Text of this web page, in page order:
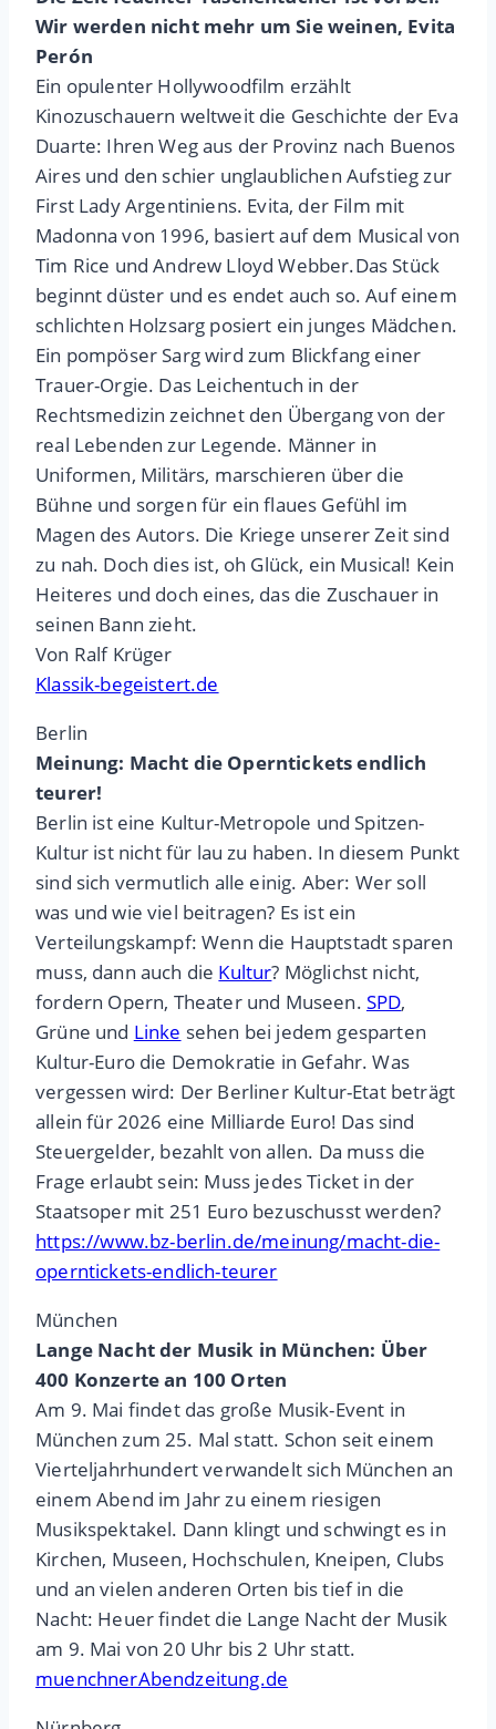
Wir werden nicht mehr um Sie weinen, Evita
Perón
Ein opulenter Hollywoodfilm erzählt
Kinozuschauern weltweit die Geschichte der Eva
Duarte: Ihren Weg aus der Provinz nach Buenos
Aires und den schier unglaublichen Aufstieg zur
First Lady Argentiniens. Evita, der Film mit
Madonna von 1996, basiert auf dem Musical von
Tim Rice und Andrew Lloyd Webber.Das Stück
beginnt düster und es endet auch so. Auf einem
schlichten Holzsarg posiert ein junges Mädchen.
Ein pompöser Sarg wird zum Blickfang einer
Trauer-Orgie. Das Leichentuch in der
Rechtsmedizin zeichnet den Übergang von der
real Lebenden zur Legende. Männer in
Uniformen, Militärs, marschieren über die
Bühne und sorgen für ein flaues Gefühl im
Magen des Autors. Die Kriege unserer Zeit sind
zu nah. Doch dies ist, oh Glück, ein Musical! Kein
Heiteres und doch eines, das die Zuschauer in
seinen Bann zieht.
Von Ralf Krüger
Klassik-begeistert.de
Berlin
Meinung: Macht die Operntickets endlich
teurer!
Berlin ist eine Kultur-Metropole und Spitzen-
Kultur ist nicht für lau zu haben. In diesem Punkt
sind sich vermutlich alle einig. Aber: Wer soll
was und wie viel beitragen? Es ist ein
Verteilungskampf: Wenn die Hauptstadt sparen
muss, dann auch die Kultur? Möglichst nicht,
fordern Opern, Theater und Museen. SPD,
Grüne und Linke sehen bei jedem gesparten
Kultur-Euro die Demokratie in Gefahr. Was
vergessen wird: Der Berliner Kultur-Etat beträgt
allein für 2026 eine Milliarde Euro! Das sind
Steuergelder, bezahlt von allen. Da muss die
Frage erlaubt sein: Muss jedes Ticket in der
Staatsoper mit 251 Euro bezuschusst werden?
https://www.bz-berlin.de/meinung/macht-die-
operntickets-endlich-teurer
München
Lange Nacht der Musik in München: Über
400 Konzerte an 100 Orten
Am 9. Mai findet das große Musik-Event in
München zum 25. Mal statt. Schon seit einem
Vierteljahrhundert verwandelt sich München an
einem Abend im Jahr zu einem riesigen
Musikspektakel. Dann klingt und schwingt es in
Kirchen, Museen, Hochschulen, Kneipen, Clubs
und an vielen anderen Orten bis tief in die
Nacht: Heuer findet die Lange Nacht der Musik
am 9. Mai von 20 Uhr bis 2 Uhr statt.
muenchnerAbendzeitung.de